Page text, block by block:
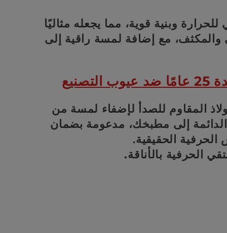
للحرارة وبنية قوية، مما يجعله مثاليًا
والمكثف، مع إضافة لمسة راقية إلى
المقاوم للصدأ لإضفاء لمسة من
الدائمة إلى مطبخك، مدعومة بضمان
الحقيقية.
الحرفية بالأناقة.